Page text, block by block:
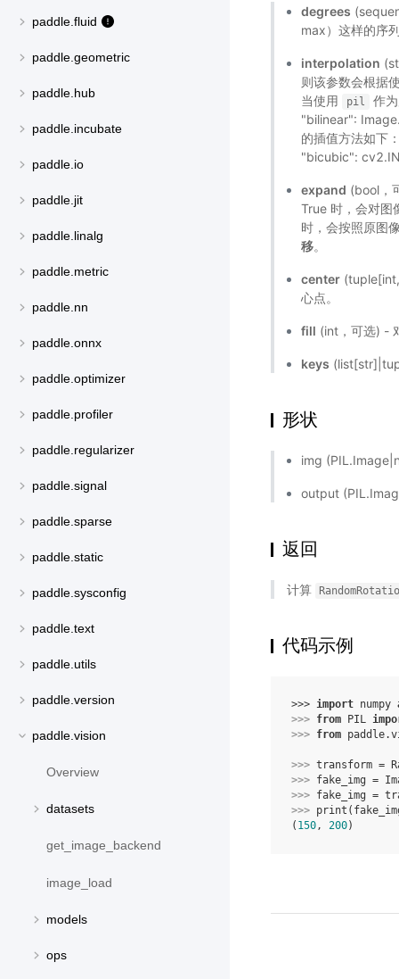
paddle.fluid
paddle.geometric
paddle.hub
paddle.incubate
paddle.io
paddle.jit
paddle.linalg
paddle.metric
paddle.nn
paddle.onnx
paddle.optimizer
paddle.profiler
paddle.regularizer
paddle.signal
paddle.sparse
paddle.static
paddle.sysconfig
paddle.text
paddle.utils
paddle.version
paddle.vision
Overview
datasets
get_image_backend
image_load
models
ops
degrees
max）这样的序
interpolation
则该参数会根据
当使用
pil
作
"bilinear":
的插值方法如下
"bicubic":
expand (bool，
True 时，会对图
时，会按照原图
移。
center
心点。
fill (int，可选) -
keys
形状
img
output
返回
计算
代码示例
>>> import numpy
>>> from PIL
>>> from
>>> transform =
>>> fake_img =
>>> fake_img =
>>> print (
( 150, 200)